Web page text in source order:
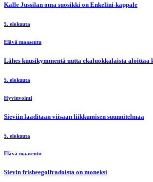
Kalle Jussilan oma suosikki on Enkelini-kappale
5. elokuuta
Elävä maaseutu
Lähes kuusikymmentä uutta ekaluokkalaista aloittaa
5. elokuuta
Hyvinvointi
Sieviin laaditaan viisaan liikkumisen suunnitelmaa
5. elokuuta
Elävä maaseutu
Sievin frisbeegolfradoista on moneksi